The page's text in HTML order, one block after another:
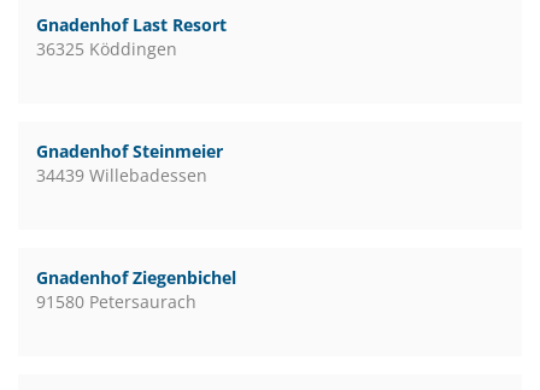
Gnadenhof Last Resort
36325 Köddingen
Gnadenhof Steinmeier
34439 Willebadessen
Gnadenhof Ziegenbichel
91580 Petersaurach